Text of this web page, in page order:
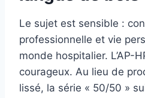
Le sujet est sensible :
professionnelle et vie
monde hospitalier. L’AP-
courageux. Au lieu de
lissé, la série « 50/50 »